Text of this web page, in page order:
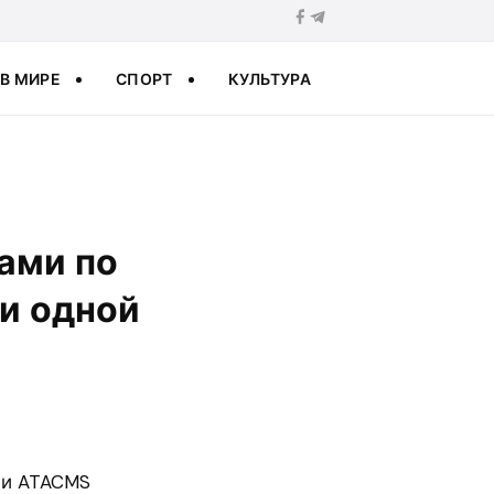
В МИРЕ СПОРТ КУЛЬТУРА
по
одной
ATACMS